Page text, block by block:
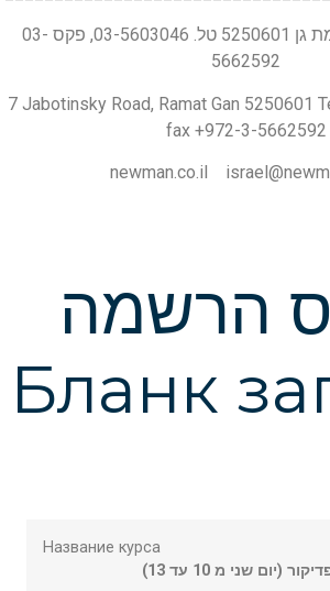
דרך ז'בוטינסקי 7 רמת גן 5250601 טל. 03-5603046, פקס 03-
5662592
7 Jabotinsky Road, Ramat Gan 5250601
fax +972-3-5662592
newman.co.il
הרשמה
Бланк
Название курса
(יום שני מ 10 עד 13)